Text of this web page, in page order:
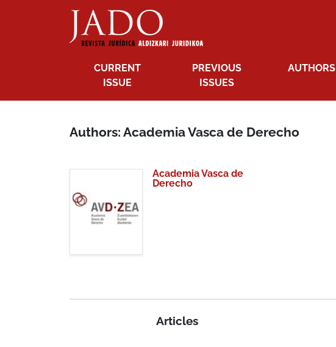
CURRENT
ISSUE
PREVIOUS
ISSUES
AUTHORS
Authors: Academia Vasca de Derecho
Academia Vasca de
Derecho
Articles